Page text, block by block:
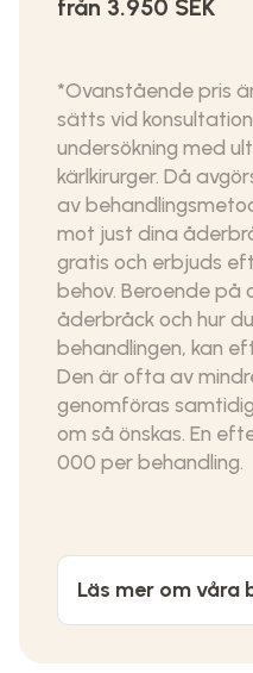
från 3.950 SEK
*Ovanstående pris
sätts vid
undersökning med
kärlkirurger. Då
av
mot just dina
gratis och erbjuds
behov. Beroende
åderbråck och hur
behandlingen, kan
Den är ofta av
genomföras
om så önskas. En
000 per behandling.
Läs mer om våra